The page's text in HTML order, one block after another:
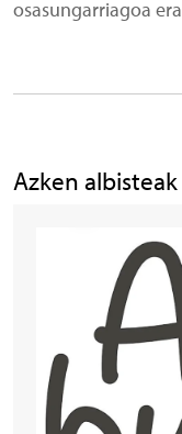
osasungarriagoa
Azken albisteak